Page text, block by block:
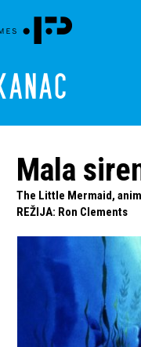
Mala
The Little Mermaid,
REŽIJA: Ron Clements